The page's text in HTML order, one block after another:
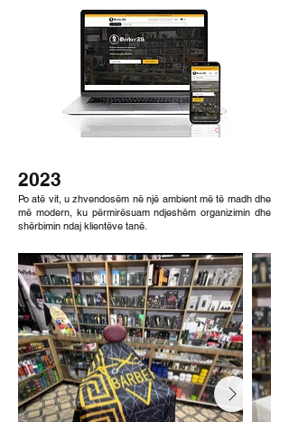
2023
Po atë vit, u zhvendosëm në një ambient më të madh dhe
më modern, ku përmirësuam ndjeshëm organizimin dhe
shërbimin ndaj klientëve tanë.